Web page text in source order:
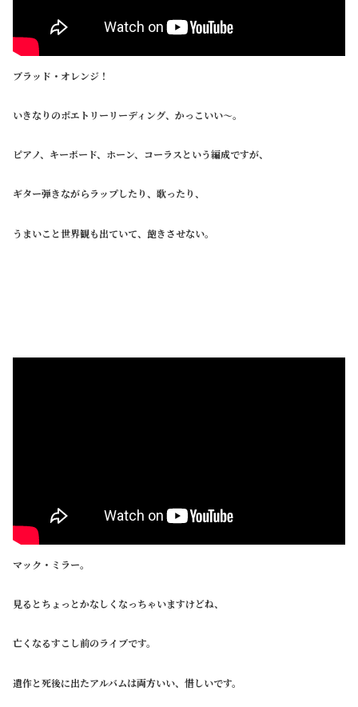
ブラッド・オレンジ！
いきなりのポエトリーリーディング、かっこいい～。
ピアノ、キーボード、ホーン、コーラスという編成ですが、
ギター弾きながらラップしたり、歌ったり、
うまいこと世界観も出ていて、飽きさせない。
マック・ミラー。
見るとちょっとかなしくなっちゃいますけどね、
亡くなるすこし前のライブです。
遺作と死後に出たアルバムは両方いい、惜しいです。